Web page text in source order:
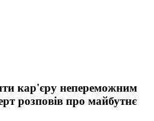
кар'єру непереможним
розповів про майбутнє